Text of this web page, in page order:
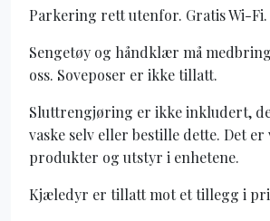
Parkering rett utenfor. Gratis Wi-Fi.
Sengetøy og håndklær må
oss. Soveposer er ikke tillatt.
Sluttrengjøring er ikke inkludert,
vaske selv eller bestille dette. Det er
produkter og utstyr i enhetene.
Kjæledyr er tillatt mot et tillegg i